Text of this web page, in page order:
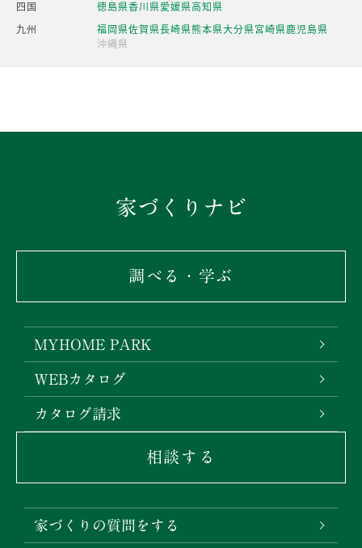
四国 徳島県香川県愛媛県高知県
九州
福岡県佐賀県長崎県熊本県大分県宮崎県鹿児島県
沖縄県
家づくりナビ
調べる・学ぶ
MYHOME PARK
WEBカタログ
カタログ請求
相談する
家づくりの質問をする